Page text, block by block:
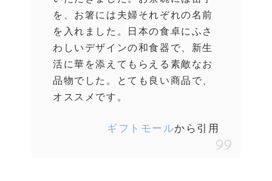
を、お箸には夫婦それぞれの名前
を入れました。日本の食卓にふさ
わしいデザインの和食器で、新生
活に華を添えてもらえる素敵なお
品物でした。とても良い商品で、
オススメです。
ギフトモールから引用